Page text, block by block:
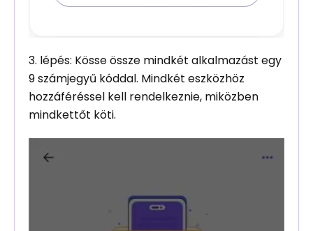
3. lépés: Kösse össze mindkét alkalmazást egy
9 számjegyű kóddal. Mindkét eszközhöz
hozzáféréssel kell rendelkeznie, miközben
mindkettőt köti.